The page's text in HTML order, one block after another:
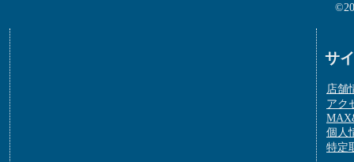
サ
店舗
アク
個人
特定